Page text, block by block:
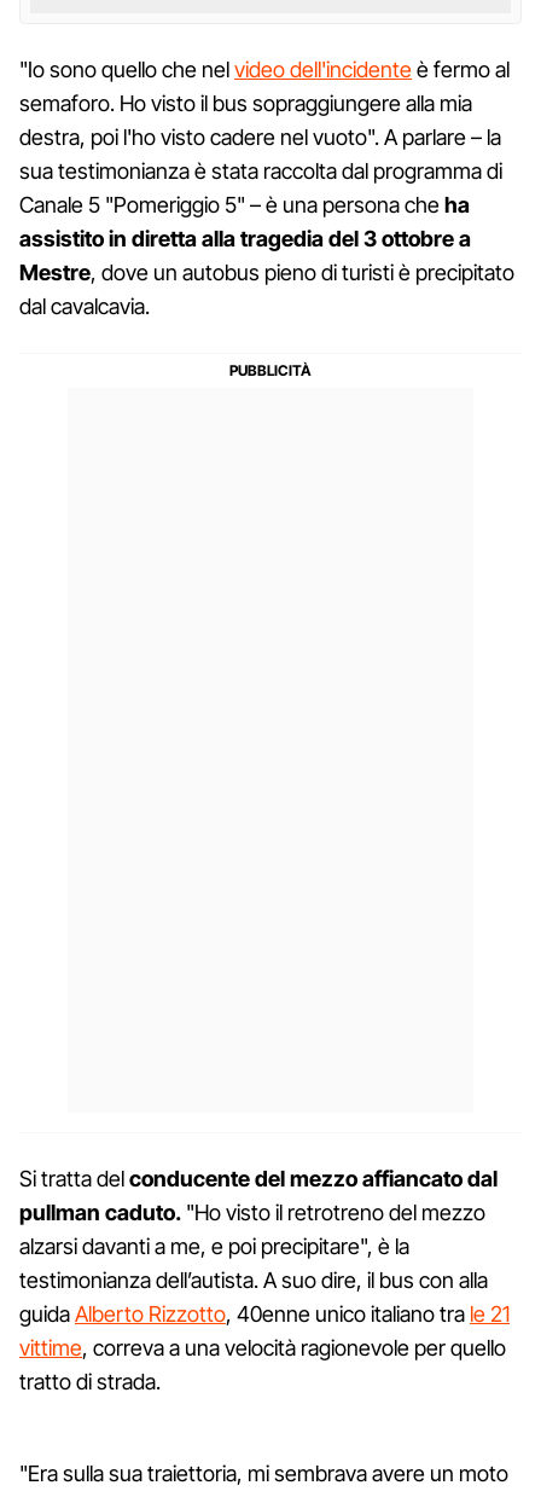
"Io sono quello che nelvideo dell'incidenteè fermo al
semaforo. Ho visto il bus sopraggiungere alla mia
destra, poi l'ho visto cadere nel vuoto". A parlare – la
sua testimonianza è stata raccolta dal programma di
Canale 5 "Pomeriggio 5" – è una persona cheha
assistito in diretta alla tragedia del 3 ottobre a
Mestre, dove un autobus pieno di turisti è precipitato
dal cavalcavia.
Si tratta delconducente del mezzo affiancato dal
pullman caduto. "Ho visto il retrotreno del mezzo
alzarsi davanti a me, e poi precipitare", è la
testimonianza dell’autista. A suo dire, il bus con alla
guidaAlberto Rizzotto, 40enne unico italiano tra le 21
vittime, correva a una velocità ragionevole per quello
tratto di strada.
"Era sulla sua traiettoria, mi sembrava avere un moto